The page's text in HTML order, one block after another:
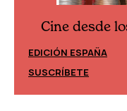
Cine desde
EDICIÓN ESPAÑA
SUSCRÍBETE